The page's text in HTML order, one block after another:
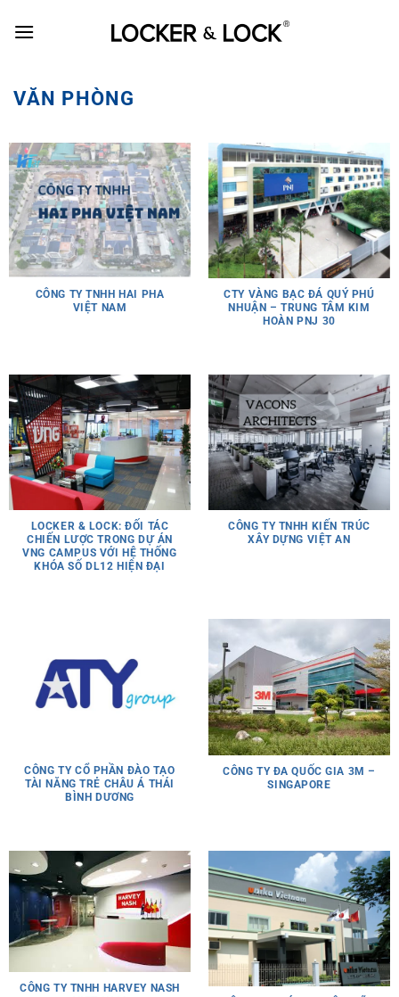
VĂN PHÒNG
CÔNG TY TNHH HAI PHA
VIỆT NAM
CTY VÀNG BẠC ĐÁ QUÝ PHÚ
NHUẬN – TRUNG TÂM KIM
HOÀN PNJ 30
LOCKER & LOCK: ĐỐI TÁC
CHIẾN LƯỢC TRONG DỰ ÁN
VNG CAMPUS VỚI HỆ THỐNG
KHÓA SỐ DL12 HIỆN ĐẠI
CÔNG TY TNHH KIẾN TRÚC
XÂY DỰNG VIỆT AN
CÔNG TY CỔ PHẦN ĐÀO TẠO
TÀI NĂNG TRẺ CHÂU Á THÁI
BÌNH DƯƠNG
CÔNG TY ĐA QUỐC GIA 3M –
SINGAPORE
CÔNG TY TNHH HARVEY NASH